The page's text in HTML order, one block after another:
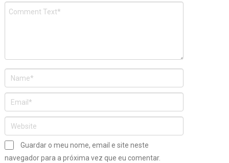
Guardar o meu nome, email e site neste
navegador para a próxima vez que eu comentar.